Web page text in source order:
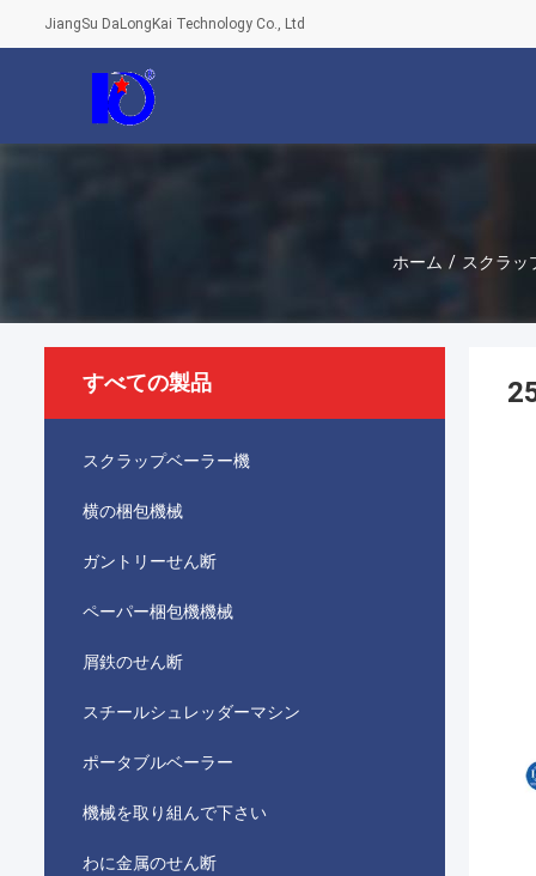
JiangSu DaLongKai Technology Co., Ltd
ホーム / スクラッ
すべての製品
スクラップベーラー機
横の梱包機械
ガントリーせん断
ペーパー梱包機機械
屑鉄のせん断
スチールシュレッダーマシン
ポータブルベーラー
機械を取り組んで下さい
わに金属のせん断